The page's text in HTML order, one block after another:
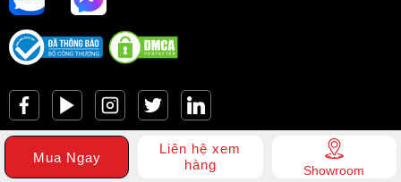
Mua Ngay
Liên hệ xem
hàng
Showroom